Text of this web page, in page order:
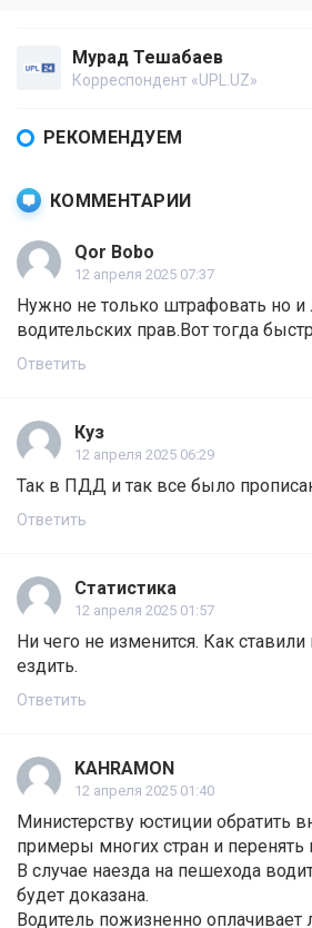
Мурад Тешабаев
Корреспондент «UPL.UZ»
РЕКОМЕНДУЕМ
КОММЕНТАРИИ
Qor Bobo
12 апреля 2025 07:37
Нужно не только штрафовать но и
водительских прав.Вот тогда
Ответить
Куз
12 апреля 2025 06:29
Так в ПДД и так все было
Ответить
Статистика
12 апреля 2025 01:57
Ни чего не изменится. Как
ездить.
Ответить
KAHRAMON
12 апреля 2025 01:40
Министерству юстиции обратить
примеры многих стран и перенять
В случае наезда на пешехода
будет доказана.
Водитель пожизненно оплачивает